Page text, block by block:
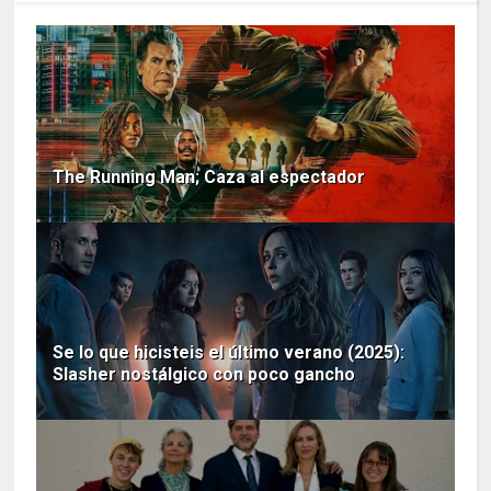
The Running Man; Caza al espectador
Se lo que hicisteis el último verano (2025):
Slasher nostálgico con poco gancho